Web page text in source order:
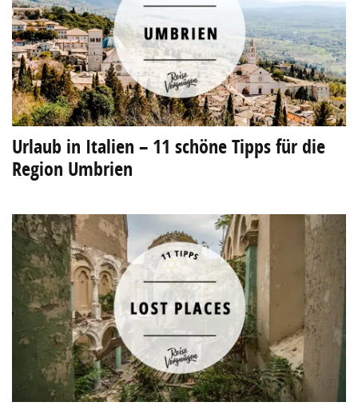
Urlaub in Italien – 11 schöne Tipps für die
Region Umbrien